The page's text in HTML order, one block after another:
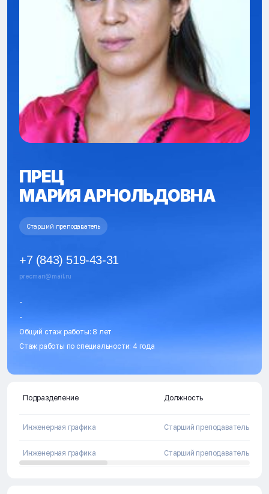
ПРЕЦ
МАРИЯ АРНОЛЬДОВНА
Старший преподаватель
+7 (843) 519-43-31
precmari@mail.ru
-
-
Общий стаж работы: 8 лет
Стаж работы по специальности: 4 года
Подразделение Должность
Инженерная графика Старший преподаватель
Инженерная графика Старший преподаватель